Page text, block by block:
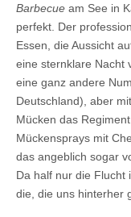
Barbecue am See in
perfekt. Der
Essen, die Aussicht
eine sternklare Nacht
eine ganz andere
Deutschland), aber
Mücken das
Mückensprays mit
das angeblich sogar
Da half nur die Flucht
die, die uns hinterher